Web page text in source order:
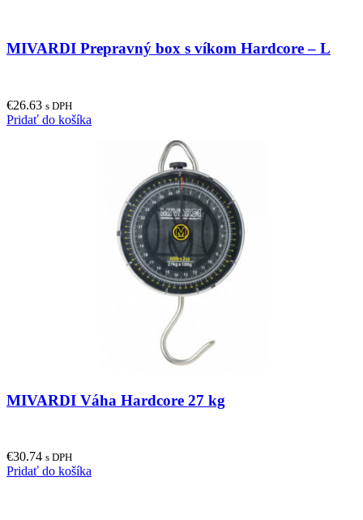
MIVARDI Prepravný box s víkom Hardcore – L
€26.63 s DPH
Pridať do košíka
MIVARDI Váha Hardcore 27 kg
€30.74 s DPH
Pridať do košíka